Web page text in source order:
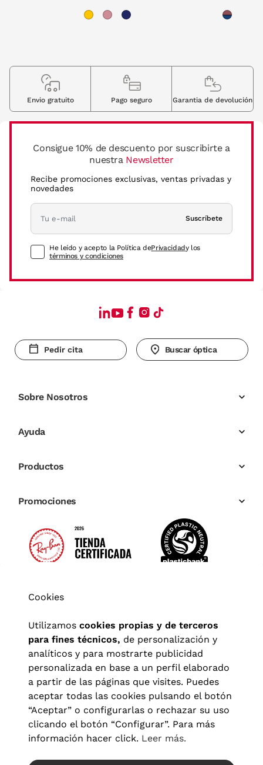
Consigue 10% de descuento por suscribirte a
nuestra Newsletter
Recibe promociones exclusivas, ventas privadas y
novedades
Suscríbete
He leído y acepto la Política dePrivacidady los
términos y condiciones
Envio gratuito Pago seguro Garantia de devolución
Pedir cita Buscar óptica
Sobre Nosotros
Ayuda
Productos
Promociones
Aviso legal| Política de privacidad Términos y condiciones
Política de cookies|Configuración de cookies
Cookies
Utilizamos cookies propias y de terceros
para fines técnicos, de personalización y
analíticos y para mostrarte publicidad
personalizada en base a un perfil elaborado
a partir de las páginas que visites. Puedes
aceptar todas las cookies pulsando el botón
“Aceptar” o configurarlas o rechazar su uso
clicando el botón “Configurar”. Para más
información hacer click. Leer más.